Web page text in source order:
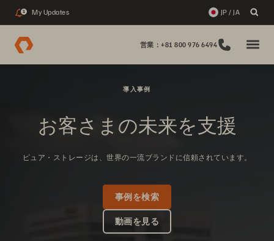
1 My Updates JP / JA
営業：+81 800 976 6494
導入事例
お客さまの未来を支援
ピュア・ストレージは、世界の一流ブランドに信頼されています。
事例を検索
動画を見る